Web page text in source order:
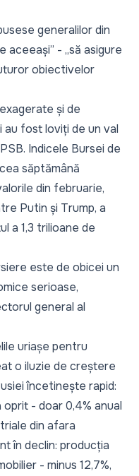
generalilor din
aceeași” - „să asigure
obiectivelor
și de
fost loviți de un val
Indicele Bursei de
săptămână
din februarie,
Putin și Trump, a
a 1,3 trilioane de
este de obicei un
serioase,
general al
uriașe pentru
o iluzie de creștere
încetinește rapid:
- doar 0,4% anual
din afara
în declin: producția
- minus 12,7%,